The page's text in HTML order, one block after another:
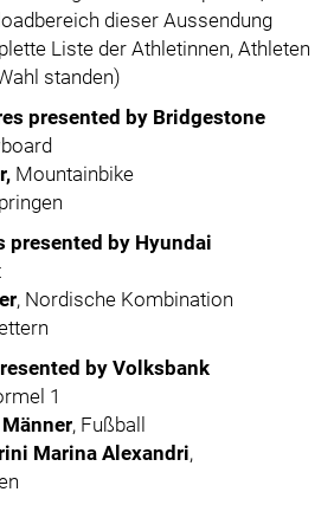
dieser Aussendung
Liste der Athletinnen, Athleten
standen)
presented by Bridgestone
Mountainbike
presented by Hyundai
, Nordische Kombination
by Volksbank
1
, Fußball
Marina Alexandri,